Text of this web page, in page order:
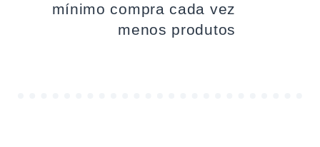
mínimo compra cada vez
menos produtos